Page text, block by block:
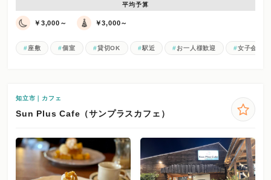
平均予算
￥3,000～ ￥3,000～
座敷 個室 貸切OK 駅近 お一人様歓迎 女子会
知立市｜カフェ
Sun Plus Cafe（サンプラスカフェ）